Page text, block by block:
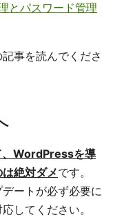
とパスワード管理
事を読んでくださ
、WordPressを導
絶対ダメです。
ートが必ず必要に
してください。